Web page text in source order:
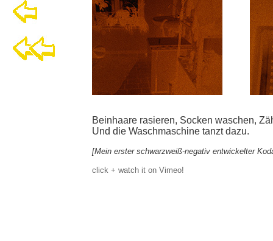
Beinhaare rasieren, Socken waschen,
Und die Waschmaschine tanzt dazu.
[Mein erster schwarzweiß-negativ entwickelter
click + watch it on Vimeo!